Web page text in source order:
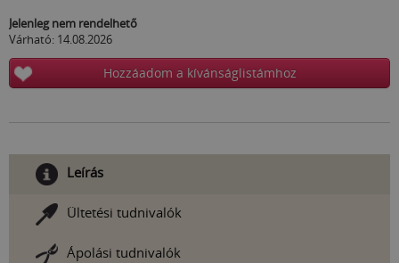
Jelenleg nem rendelhető
Várható: 14.08.2026
Hozzáadom a kívánságlistámhoz
Leírás
Ültetési tudnivalók
Ápolási tudnivalók